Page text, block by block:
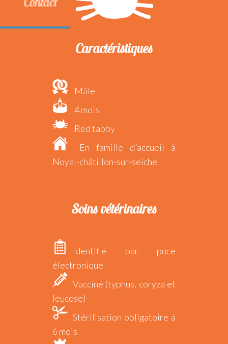
Caractéristiques
Mâle
4 mois
Red tabby
En famille d'accueil à
Noyal-châtillon-sur-seiche
Soins vétérinaires
Identifié par puce
électronique
Vacciné (typhus, coryza et
leucose)
Stérilisation obligatoire à
6 mois